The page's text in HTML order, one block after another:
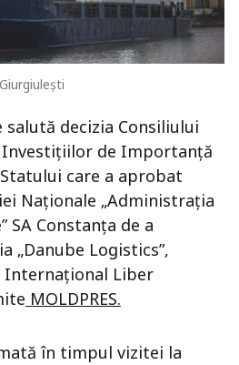
decizia Consiliului
Investițiilor de Importanță
care a aprobat
Naționale „Administrația
Constanța de a
„Danube Logistics”,
Liber
MOLDPRES.
în timpul vizitei la